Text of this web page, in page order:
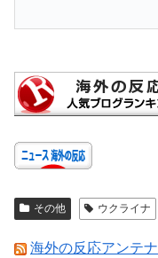
その他 ウクライナ
海外の反応アンテナ